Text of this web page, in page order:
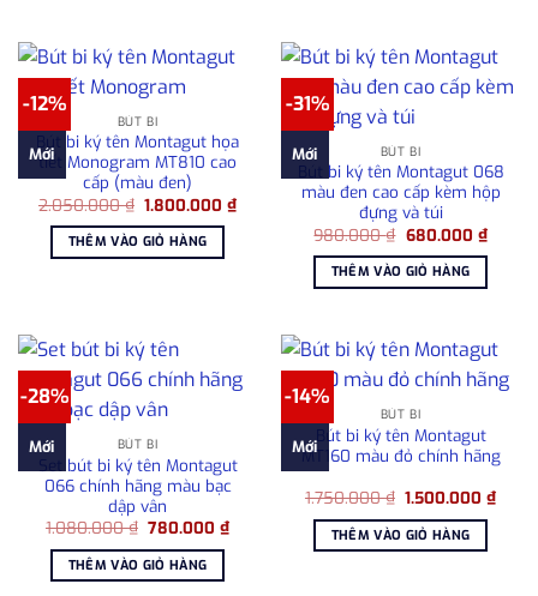
-12%
Mới
BÚT BI
Bút bi ký tên Montagut họa
tiết Monogram MT810 cao
cấp (màu đen)
2.050.000₫ Giá
là:
2.050.000 ₫.
1.800.000₫Giá
hiện
1.800.000 ₫.
THÊM VÀO GIỎ HÀNG
-31%
Mới BÚT BI
Bút bi ký tên Montagut 068
màu đen cao cấp kèm hộp
đựng và túi
980.000₫ Giá
là:
980.000 ₫.
680.000 ₫Giá
hiện
THÊM VÀO GIỎ HÀNG
-28%
Mới BÚT BI
Set bút bi ký tên Montagut
066 chính hãng màu bạc
dập vân
1.080.000₫ Giá
là:
1.080.000 ₫.
780.000₫Giá
hiện
THÊM VÀO GIỎ HÀNG
-14%
Mới
BÚT BI
Bút bi ký tên Montagut
MT160 màu đỏ chính hãng
1.750.000₫ Giá
là:
1.750.000 ₫.
1.500.000₫Giá
hiện
THÊM VÀO GIỎ HÀNG